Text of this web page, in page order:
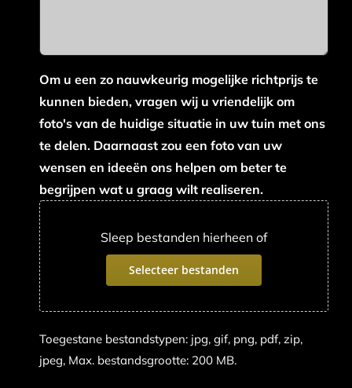
Om u een zo nauwkeurig mogelijke richtprijs te
kunnen bieden, vragen wij u vriendelijk om
foto's van de huidige situatie in uw tuin met ons
te delen. Daarnaast zou een foto van uw
wensen en ideeën ons helpen om beter te
begrijpen wat u graag wilt realiseren.
Sleep bestanden hierheen of
Selecteer bestanden
Toegestane bestandstypen: jpg, gif, png, pdf, zip,
jpeg, Max. bestandsgrootte: 200 MB.